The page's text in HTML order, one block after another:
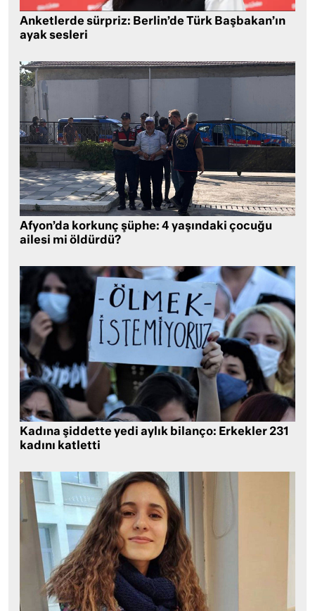
Anketlerde sürpriz: Berlin’de Türk Başbakan’ın
ayak sesleri
Afyon’da korkunç şüphe: 4 yaşındaki çocuğu
ailesi mi öldürdü?
Kadına şiddette yedi aylık bilanço: Erkekler 231
kadını katletti